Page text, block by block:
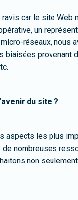
car le site Web
un
réseaux, nous
biaisées provenant
du site ?
aspects les plus
nombreuses
non